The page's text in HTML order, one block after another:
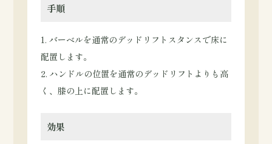
手順
1. バーベルを通常のデッドリフトスタンスで床に
配置します。
2. ハンドルの位置を通常のデッドリフトよりも高
く、膝の上に配置します。
効果